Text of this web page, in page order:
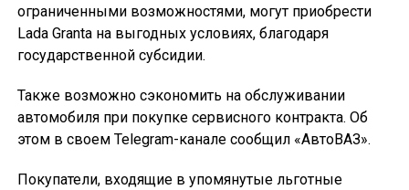
ограниченными возможностями, могут приобрести
Lada Granta на выгодных условиях, благодаря
государственной субсидии.
Также возможно сэкономить на обслуживании
автомобиля при покупке сервисного контракта. Об
этом в своем Telegram-канале сообщил «АвтоВАЗ».
Покупатели, входящие в упомянутые льготные